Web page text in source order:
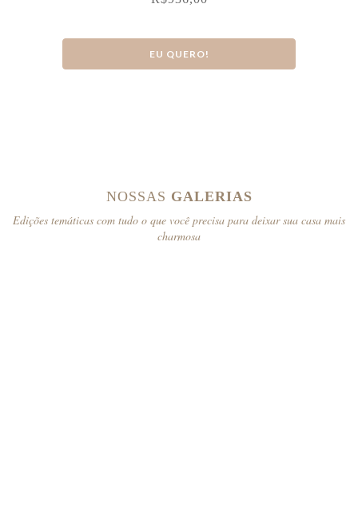
EU QUERO!
NOSSAS GALERIAS
Edições temáticas com tudo o que você precisa para deixar sua casa mais
charmosa